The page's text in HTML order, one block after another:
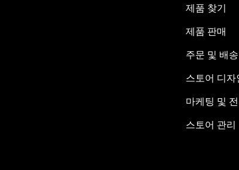
제품 찾기
제품 판매
주문 및 배송
스토어 디자
마케팅 및
스토어 관리